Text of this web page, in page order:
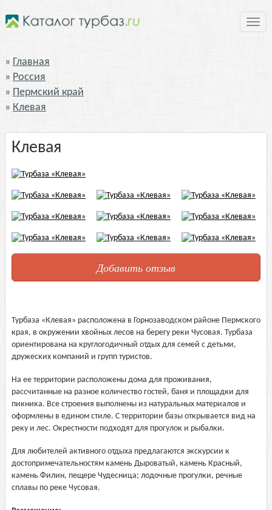
Главная
Россия
Пермский край
Клевая
Клевая
Добавить отзыв
Турбаза «Клевая» расположена в Горнозаводском районе Пермского
края, в окружении хвойных лесов на берегу реки Чусовая. Турбаза
ориентирована на круглогодичный отдых для семей с детьми,
дружеских компаний и групп туристов.
На ее территории расположены дома для проживания,
рассчитанные на разное количество гостей, баня и площадки для
пикника. Все строения выполнены из натуральных материалов и
оформлены в едином стиле. С территории базы открывается вид на
реку и лес. Окрестности подходят для прогулок и рыбалки.
Для любителей активного отдыха предлагаются экскурсии к
достопримечательностям камень Дыроватый, камень Красный,
камень Филин, пещере Чудесница; лодочные прогулки, речные
сплавы по реке Чусовая.